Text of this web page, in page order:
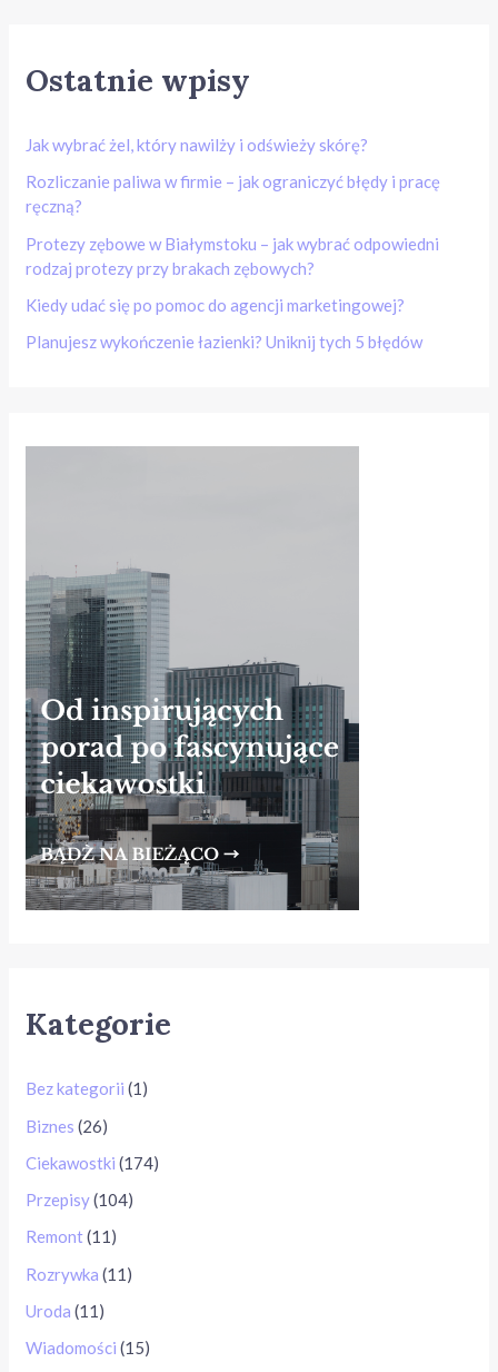
Ostatnie wpisy
Jak wybrać żel, który nawilży i odświeży skórę?
Rozliczanie paliwa w firmie – jak ograniczyć błędy i pracę
ręczną?
Protezy zębowe w Białymstoku – jak wybrać odpowiedni
rodzaj protezy przy brakach zębowych?
Kiedy udać się po pomoc do agencji marketingowej?
Planujesz wykończenie łazienki? Uniknij tych 5 błędów
Kategorie
Bez kategorii (1)
Biznes (26)
Ciekawostki (174)
Przepisy(104)
Remont (11)
Rozrywka (11)
Uroda (11)
Wiadomości (15)